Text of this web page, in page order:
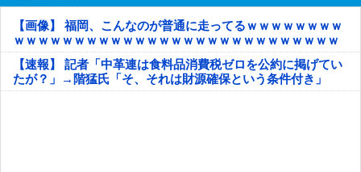
【画像】 福岡、こんなのが普通に走ってるｗｗｗｗｗｗｗｗ
ｗｗｗｗｗｗｗｗｗｗｗｗｗｗｗｗｗｗｗｗｗｗｗｗｗｗｗ
ｗｗｗｗｗ
【速報】 記者「中革連は食料品消費税ゼロを公約に掲げてい
たが？」→階猛氏「そ、それは財源確保という条件付き」